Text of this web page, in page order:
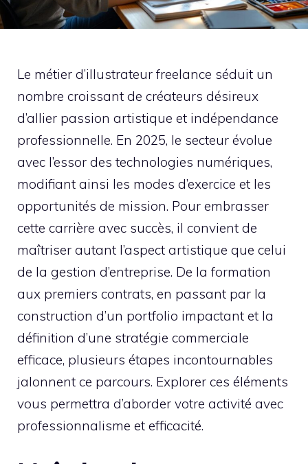
Le métier d’illustrateur freelance séduit un
nombre croissant de créateurs désireux
d’allier passion artistique et indépendance
professionnelle. En 2025, le secteur évolue
avec l’essor des technologies numériques,
modifiant ainsi les modes d’exercice et les
opportunités de mission. Pour embrasser
cette carrière avec succès, il convient de
maîtriser autant l’aspect artistique que celui
de la gestion d’entreprise. De la formation
aux premiers contrats, en passant par la
construction d’un portfolio impactant et la
définition d’une stratégie commerciale
efficace, plusieurs étapes incontournables
jalonnent ce parcours. Explorer ces éléments
vous permettra d’aborder votre activité avec
professionnalisme et efficacité.